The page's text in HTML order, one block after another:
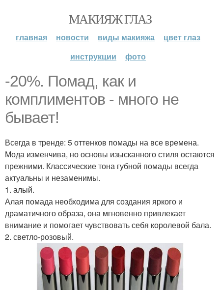
МАКИЯЖ ГЛАЗ
главная новости виды макияжа
цвет глаз
инструкции
фото
-20%. Помад, как и
комплиментов - много не
бывает!
Всегда в тренде: 5 оттенков помады на все времена.
Мода изменчива, но основы изысканного стиля остаются
прежними. Классические тона губной помады всегда
актуальны и незаменимы.
1. алый.
Алая помада необходима для создания яркого и
драматичного образа, она мгновенно привлекает
внимание и помогает чувствовать себя королевой бала.
2. светло-розовый.